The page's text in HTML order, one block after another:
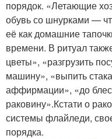
порядок. «Летающие
обувь со шнурками —
её как домашние
времени. В ритуал
цветы», «разгрузить
машину», «выпить
аффирмации», «до
раковину».Кстати о
системы флайледи,
порядка.